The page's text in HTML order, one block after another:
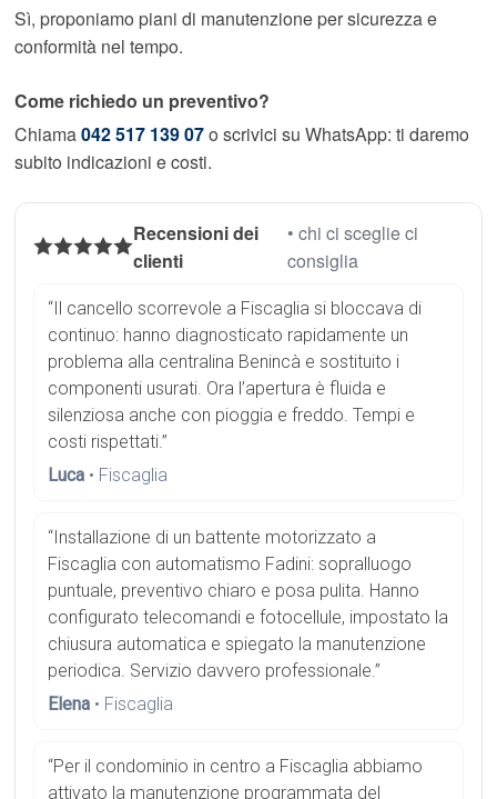
Sì, proponiamo piani di manutenzione per sicurezza e
conformità nel tempo.
Come richiedo un preventivo?
Chiama042 517 139 07o scrivici su WhatsApp: ti daremo
subito indicazioni e costi.
Recensioni dei
clienti
• chi ci sceglie ci
consiglia
“Il cancello scorrevole a Fiscaglia si bloccava di
continuo: hanno diagnosticato rapidamente un
problema alla centralina Benincà e sostituito i
componenti usurati. Ora l’apertura è fluida e
silenziosa anche con pioggia e freddo. Tempi e
costi rispettati.”
Luca • Fiscaglia
“Installazione di un battente motorizzato a
Fiscaglia con automatismo Fadini: sopralluogo
puntuale, preventivo chiaro e posa pulita. Hanno
configurato telecomandi e fotocellule, impostato la
chiusura automatica e spiegato la manutenzione
periodica. Servizio davvero professionale.”
Elena • Fiscaglia
“Per il condominio in centro a Fiscaglia abbiamo
attivato la manutenzione programmata del